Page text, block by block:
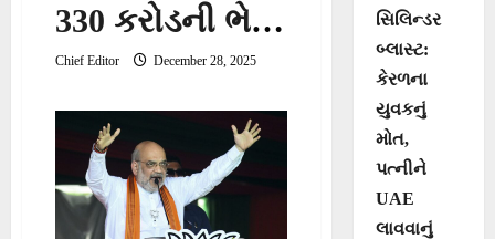
330 કરોડની ભેટ:
અમિત શાહે
વેસ્ટર્ન ટ્રંક
મેઈન લાઇનનું
કર્યું લોકાર્પણ
Chief Editor December 28, 2025
સિલિન્ડર
બ્લાસ્ટ:
કેરળના
યુવકનું
મોત,
પત્નીને
UAE
લાવવાનું